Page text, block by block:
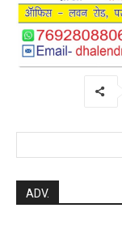
ADV.